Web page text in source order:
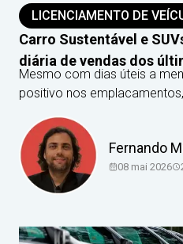
LICENCIAMENTO DE
Carro Sustentável e
diária de vendas dos
Mesmo com dias úteis a
positivo nos
Fernando
08 mai 2026